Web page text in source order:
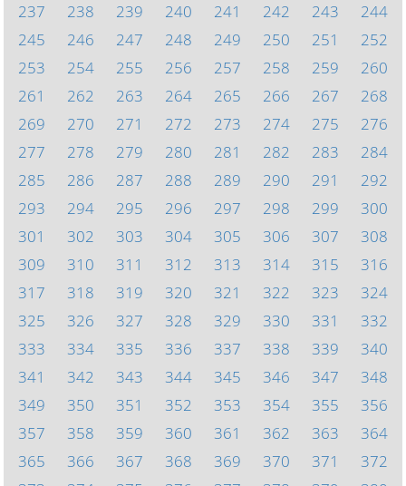
237
238 239 240 241 242 243
244
245
246 247 248 249 250 251
252
253
254 255 256 257 258 259
260
261
262 263 264 265 266 267
268
269
270 271 272 273 274 275
276
277
278 279 280 281 282 283
284
285
286 287 288 289 290 291
292
293
294 295 296 297 298 299
300
301
302 303 304 305 306 307
308
309
310 311 312 313 314 315
316
317
318 319 320 321 322 323
324
325
326 327 328 329 330 331
332
333
334 335 336 337 338 339
340
341
342 343 344 345 346 347
348
349
350 351 352 353 354 355
356
357
358 359 360 361 362 363
364
365
366 367 368 369 370 371
372